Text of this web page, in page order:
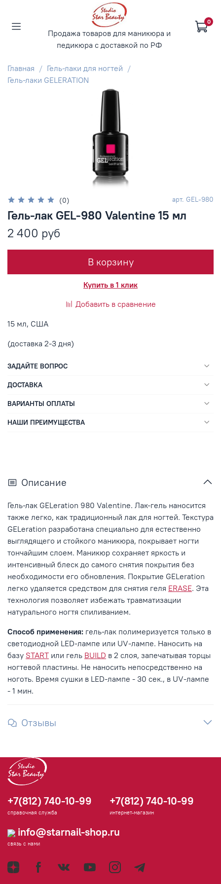
Продажа товаров для маникюра и
педикюра с доставкой по РФ
0
Главная
Гель-лаки для ногтей
Гель-лаки GELERATION
(0) арт. GEL-980
Гель-лак GEL-980 Valentine 15 мл
2 400 руб
В корзину
Купить в 1 клик
Добавить в сравнение
ЗАДАЙТЕ ВОПРОС
ДОСТАВКА
ВАРИАНТЫ ОПЛАТЫ
НАШИ ПРЕИМУЩЕСТВА
15 мл, США
(доставка 2-3 дня)
Описание
Гель-лак GELeration 980 Valentine. Лак-гель наносится
также легко, как традиционный лак для ногтей. Текстура
GELeration разработана специально для естественно
выглядящего и стойкого маникюра, покрывает ногти
тончайшим слоем. Маникюр сохраняет яркость и
интенсивный блеск до самого снятия покрытия без
необходимости его обновления. Покрытие GELeration
легко удаляется средством для снятия геля ERASE. Эта
технология позволяет избежать травматизации
натурального ногтя спиливанием.
Способ применения: гель-лак полимеризуется только в
светодиодной LED-лампе или UV-лампе. Наносить на
базу START или гель BUILD в 2 слоя, запечатывая торцы
ногтевой пластины. Не наносить непосредственно на
ноготь. Время сушки в LED-лампе - 30 сек., в UV-лампе
- 1 мин.
Отзывы
+7(812) 740-10-99
справочная служба
+7(812) 740-10-99
интернет-магазин
info@starnail-shop.ru
связь с нами